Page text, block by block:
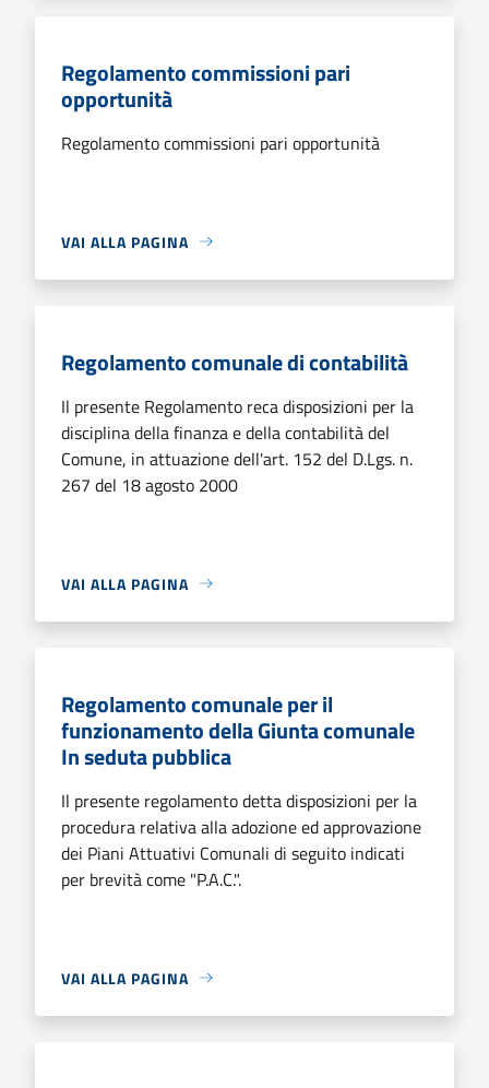
Regolamento commissioni pari
opportunità
Regolamento commissioni pari opportunità
VAI ALLA PAGINA
Regolamento comunale di contabilità
Il presente Regolamento reca disposizioni per la
disciplina della finanza e della contabilità del
Comune, in attuazione dell'art. 152 del D.Lgs. n.
267 del 18 agosto 2000
VAI ALLA PAGINA
Regolamento comunale per il
funzionamento della Giunta comunale
In seduta pubblica
Il presente regolamento detta disposizioni per la
procedura relativa alla adozione ed approvazione
dei Piani Attuativi Comunali di seguito indicati
per brevità come "P.A.C.".
VAI ALLA PAGINA